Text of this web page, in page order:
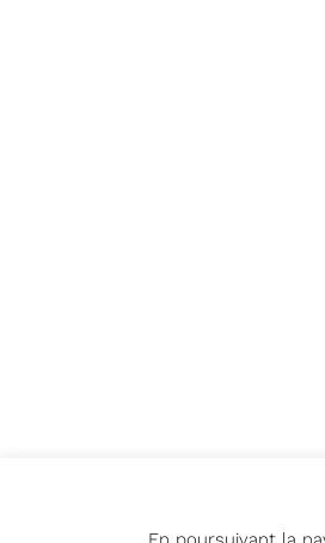
En poursuivant la